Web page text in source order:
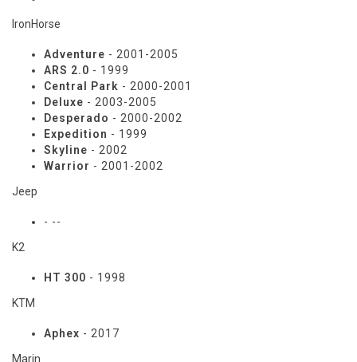
IronHorse
Adventure - 2001-2005
ARS 2.0 - 1999
Central Park - 2000-2001
Deluxe - 2003-2005
Desperado - 2000-2002
Expedition - 1999
Skyline - 2002
Warrior - 2001-2002
Jeep
- --
K2
HT 300 - 1998
KTM
Aphex - 2017
Marin